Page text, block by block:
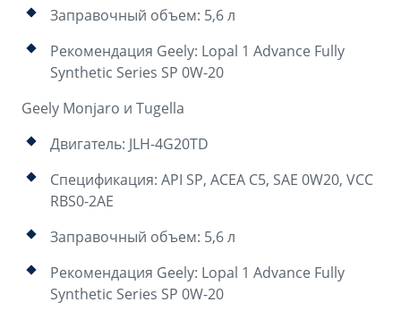
Заправочный объем: 5,6 л
Рекомендация Geely: Lopal 1 Advance Fully
Synthetic Series SP 0W-20
Geely Monjaro и Tugella
Двигатель: JLH-4G20TD
Спецификация: API SP, ACEA C5, SAE 0W20, VCC
RBS0-2AE
Заправочный объем: 5,6 л
Рекомендация Geely: Lopal 1 Advance Fully
Synthetic Series SP 0W-20